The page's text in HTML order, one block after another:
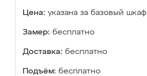
Цена: указана за базовый шкаф
Замер: бесплатно
Доставка: бесплатно
Подъём: бесплатно